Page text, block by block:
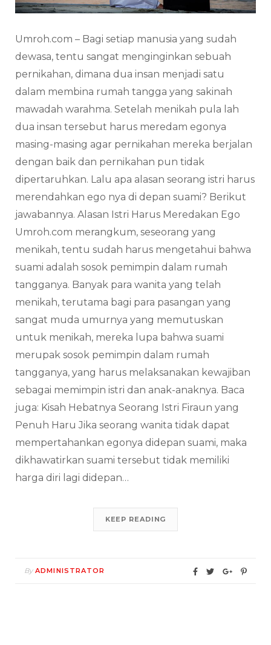
Umroh.com – Bagi setiap manusia yang sudah
dewasa, tentu sangat menginginkan sebuah
pernikahan, dimana dua insan menjadi satu
dalam membina rumah tangga yang sakinah
mawadah warahma. Setelah menikah pula lah
dua insan tersebut harus meredam egonya
masing-masing agar pernikahan mereka berjalan
dengan baik dan pernikahan pun tidak
dipertaruhkan. Lalu apa alasan seorang istri harus
merendahkan ego nya di depan suami? Berikut
jawabannya. Alasan Istri Harus Meredakan Ego
Umroh.com merangkum, seseorang yang
menikah, tentu sudah harus mengetahui bahwa
suami adalah sosok pemimpin dalam rumah
tangganya. Banyak para wanita yang telah
menikah, terutama bagi para pasangan yang
sangat muda umurnya yang memutuskan
untuk menikah, mereka lupa bahwa suami
merupak sosok pemimpin dalam rumah
tangganya, yang harus melaksanakan kewajiban
sebagai memimpin istri dan anak-anaknya. Baca
juga: Kisah Hebatnya Seorang Istri Firaun yang
Penuh Haru Jika seorang wanita tidak dapat
mempertahankan egonya didepan suami, maka
dikhawatirkan suami tersebut tidak memiliki
harga diri lagi didepan…
KEEP READING
By ADMINISTRATOR